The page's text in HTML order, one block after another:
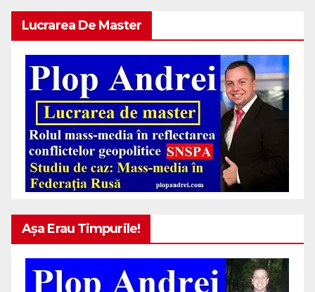
Lucrarea De Master
Așa Erau Timpurile!